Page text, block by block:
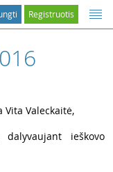
Registruotis
Valeckaitė,
dalyvaujant ieškovo